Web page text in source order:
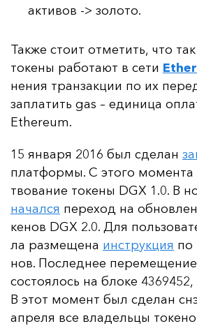
активов -> золото.
Так­же сто­ит от­ме­тить, что
то­ке­ны ра­бо­та­ют в се­ти
не­ния тран­зак­ции по их
зап­ла­тить gas – еди­ни­ца
Ethereum.
15 ян­ва­ря 2016 был сде­лан
плат­фор­мы. С это­го
тво­ва­ние то­ке­ны DGX 1.0. В
на­чал­ся пе­ре­ход на
ке­нов DGX 2.0. Для
ла раз­ме­ще­на инс­трук­ция по
нов. Пос­лед­нее пе­ре­ме­ще­ние
сос­то­ялось на бло­ке
В этот мо­мент был сде­лан
ап­ре­ля все вла­дель­цы